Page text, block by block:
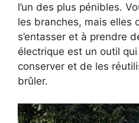
l’un des plus pénibles.
les branches, mais elles
s’entasser et à prendre
électrique est un outil
conserver et de les
brûler.